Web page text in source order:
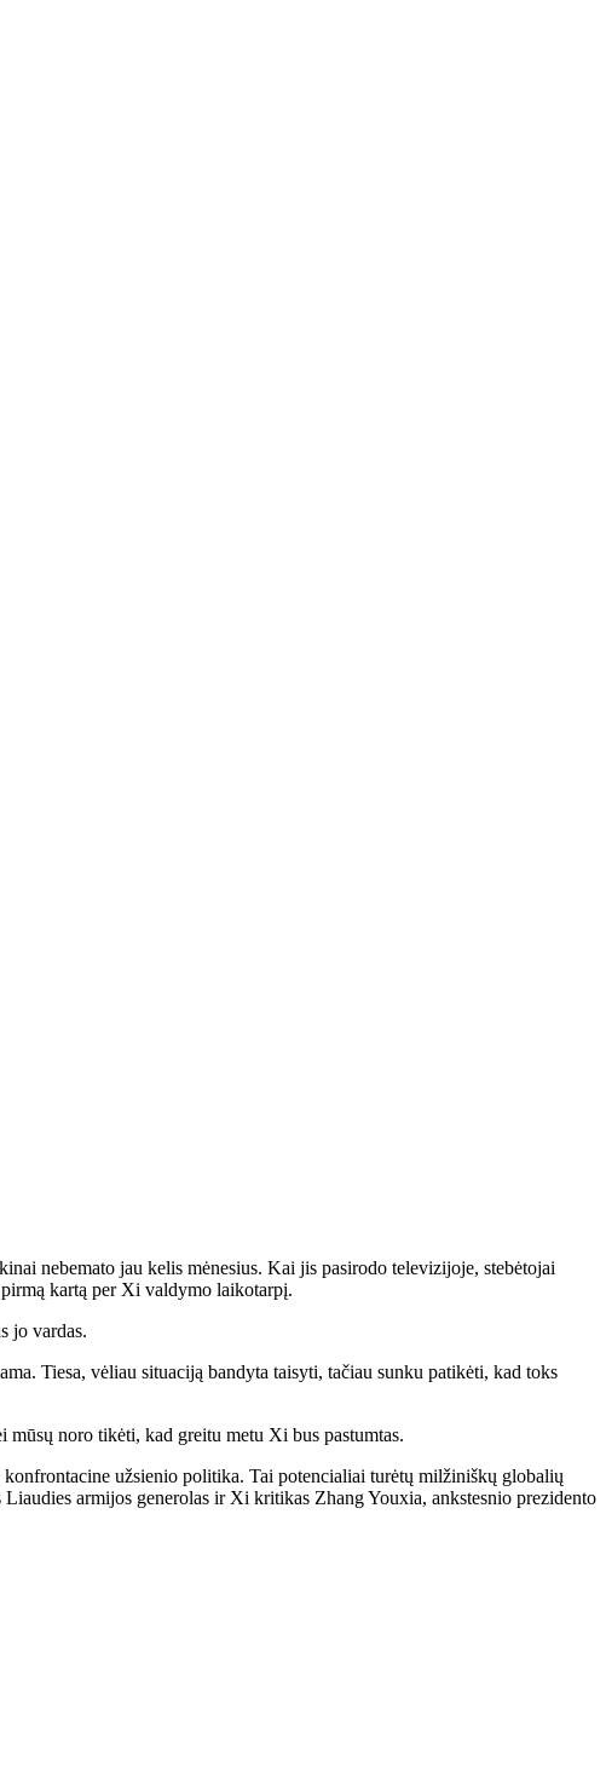
nebemato jau kelis mėnesius. Kai jis pasirodo televizijoje, stebėtojai
kartą per Xi valdymo laikotarpį.
jo vardas.
Tiesa, vėliau situaciją bandyta taisyti, tačiau sunku patikėti, kad toks
noro tikėti, kad greitu metu Xi bus pastumtas.
užsienio politika. Tai potencialiai turėtų milžiniškų globalių
armijos generolas ir Xi kritikas Zhang Youxia, ankstesnio prezidento